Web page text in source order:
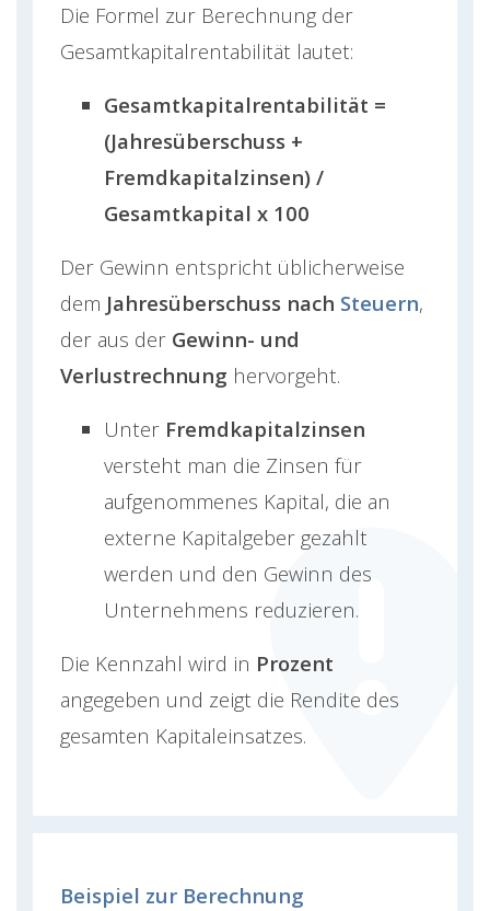
Die Formel zur Berechnung der
Gesamtkapitalrentabilität lautet:
Gesamtkapitalrentabilität =
(Jahresüberschuss +
Fremdkapitalzinsen) /
Gesamtkapital x 100
Der Gewinn entspricht üblicherweise
dem Jahresüberschuss nach Steuern,
der aus der Gewinn- und
Verlustrechnung hervorgeht.
Unter Fremdkapitalzinsen
versteht man die Zinsen für
aufgenommenes Kapital, die an
externe Kapitalgeber gezahlt
werden und den Gewinn des
Unternehmens reduzieren.
Die Kennzahl wird in Prozent
angegeben und zeigt die Rendite des
gesamten Kapitaleinsatzes.
Beispiel zur Berechnung